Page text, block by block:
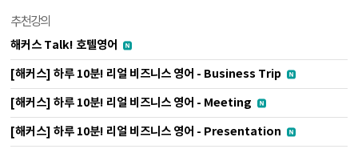
추천강의
해커스 Talk! 호텔영어
[해커스] 하루 10분! 리얼 비즈니스 영어 - Business Trip
[해커스] 하루 10분! 리얼 비즈니스 영어 - Meeting
[해커스] 하루 10분! 리얼 비즈니스 영어 - Presentation